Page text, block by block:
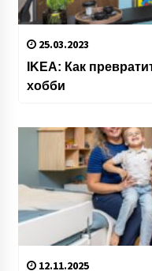
25.03.2023
IKEA: Как
хобби
12.11.2025